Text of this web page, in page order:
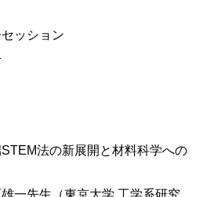
ッション
法の新展開と材料科学への
京大学 工学系研究